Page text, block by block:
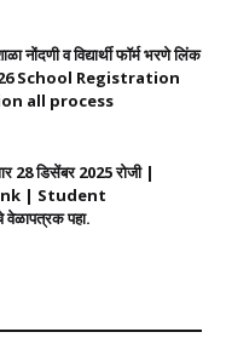
नोंदणी व विद्यार्थी फॉर्म भरणे लिंक
School Registration
all process
28 डिसेंबर 2025 रोजी |
| Student
पहा.